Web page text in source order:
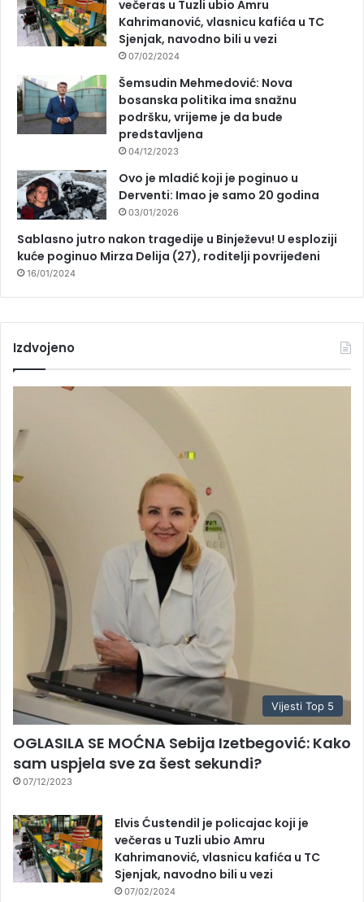
večeras u Tuzli ubio Amru
Kahrimanović, vlasnicu kafića u TC
Sjenjak, navodno bili u vezi
07/02/2024
Šemsudin Mehmedović: Nova
bosanska politika ima snažnu
podršku, vrijeme je da bude
predstavljena
04/12/2023
Ovo je mladić koji je poginuo u
Derventi: Imao je samo 20 godina
03/01/2026
Sablasno jutro nakon tragedije u Binježevu! U esploziji
kuće poginuo Mirza Delija (27), roditelji povrijeđeni
16/01/2024
Izdvojeno
Vijesti Top 5
OGLASILA SE MOĆNA Sebija Izetbegović: Kako
sam uspjela sve za šest sekundi?
07/12/2023
Elvis Ćustendil je policajac koji je
večeras u Tuzli ubio Amru
Kahrimanović, vlasnicu kafića u TC
Sjenjak, navodno bili u vezi
07/02/2024